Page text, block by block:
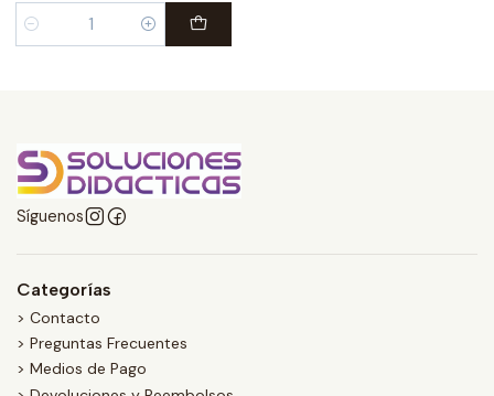
Cantidad
Síguenos
Categorías
> Contacto
> Preguntas Frecuentes
> Medios de Pago